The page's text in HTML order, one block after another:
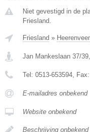
Niet gevestigd in de
Friesland.
Friesland »
Jan Mankeslaan 37/39,
Tel: 0513-653594, Fax:
E-mailadres onbekend
Website onbekend
Beschrijving onbekend